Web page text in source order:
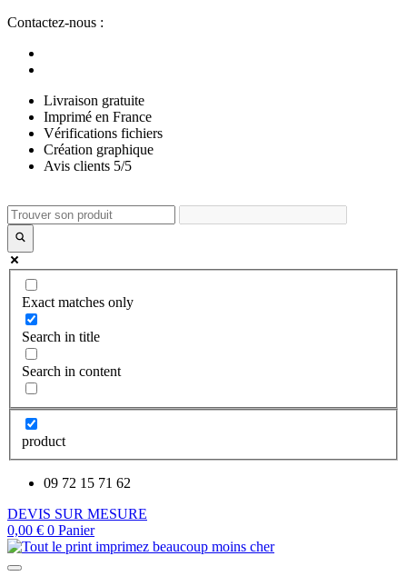
Aller
contenu
Contactez-nous :
Livraison gratuite
Imprimé en France
Vérifications fichiers
Création graphique
Avis clients 5/5
Exact matches only
Search in title
Search in content
product
09 72 15 71 62
DEVIS SUR MESURE
0,00 € 0 Panier